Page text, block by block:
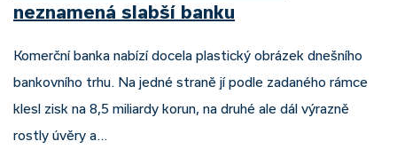
neznamená slabší banku
Komerční banka nabízí docela plastický obrázek dnešního
bankovního trhu. Na jedné straně jí podle zadaného rámce
klesl zisk na 8,5 miliardy korun, na druhé ale dál výrazně
rostly úvěry a…